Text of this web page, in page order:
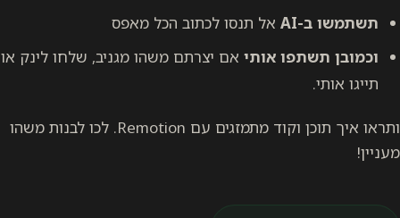
תשתמשו ב-AI
אל תנסו לכתוב הכל מאפס
וכמובן תשתפו אותי אם יצרתם משהו מגניב, שלחו לינק או
תייגו אותי.
ותראו איך תוכן וקוד מתמזגים עם Remotion. לכו לבנות משהו
מעניין!